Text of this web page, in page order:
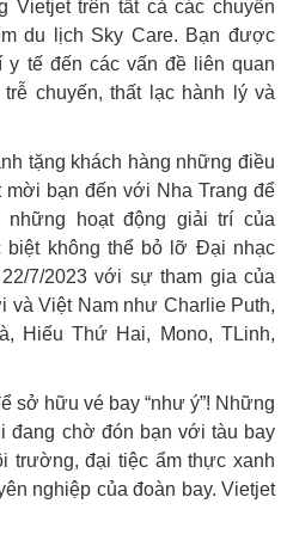
Vietjet trên tất cả các chuyến
du lịch Sky Care. Bạn được
y tế đến các vấn đề liên quan
chuyến, thất lạc hành lý và
tặng khách hàng những điều
mời bạn đến với Nha Trang để
hoạt động giải trí của
biệt không thể bỏ lỡ Đại nhạc
7/2023 với sự tham gia của
và Việt Nam như Charlie Puth,
Hiếu Thứ Hai, Mono, TLinh,
sở hữu vé bay “như ý”! Những
đang chờ đón bạn với tàu bay
trường, đại tiệc ẩm thực xanh
nghiệp của đoàn bay. Vietjet